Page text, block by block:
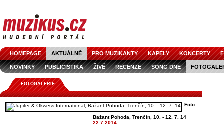
HOMEPAGE AKTUÁLNĚ PRO MUZIKANTY KAPELY KONCERTY
NOVINKY PUBLICISTIKA ŽIVĚ RECENZE SONG DNE
FOTOGALERIE
Foto:
Bažant Pohoda, Trenčín, 10. - 12. 7. 14
22.7.2014